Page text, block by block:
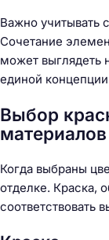
Важно учитывать
Сочетание
может выглядеть
единой
Выбор
материалов
Когда выбраны
отделке. Краска,
соответствовать